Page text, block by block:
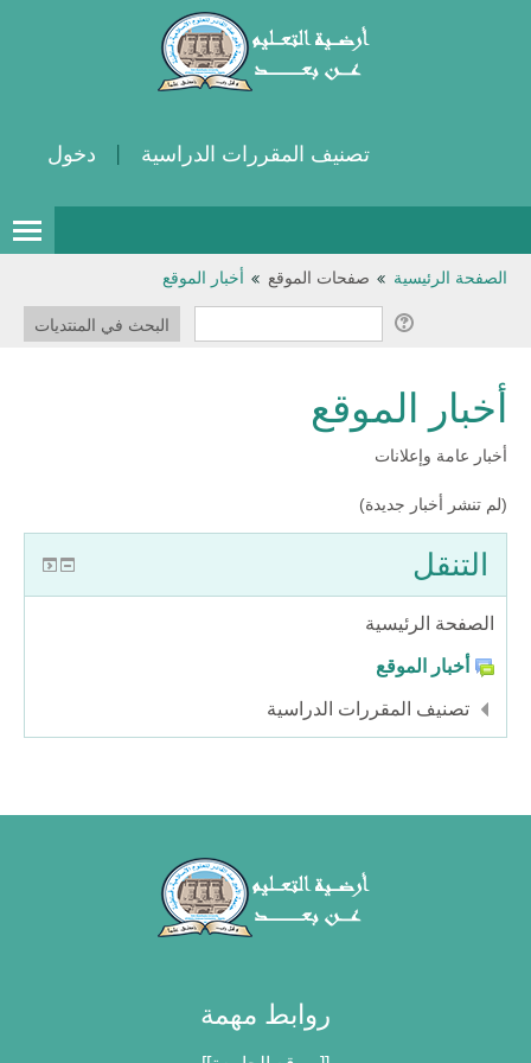
تصنيف المقررات الدراسية دخول
الدروس
عربي ‎(ar)‎
الصفحة الرئيسية صفحات الموقع أخبار الموقع
أخبار الموقع
أخبار عامة وإعلانات
(لم تنشر أخبار جديدة)
التنقل
الصفحة الرئيسية
أخبار الموقع
تصنيف المقررات الدراسية
روابط مهمة